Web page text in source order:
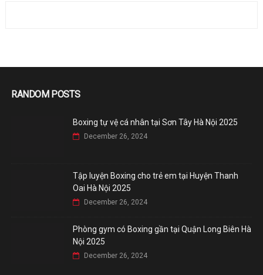
RANDOM POSTS
Boxing tự vệ cá nhân tại Sơn Tây Hà Nội 2025
December 26, 2024
Tập luyện Boxing cho trẻ em tại Huyện Thanh
Oai Hà Nội 2025
December 26, 2024
Phòng gym có Boxing gần tại Quận Long Biên Hà
Nội 2025
December 26, 2024